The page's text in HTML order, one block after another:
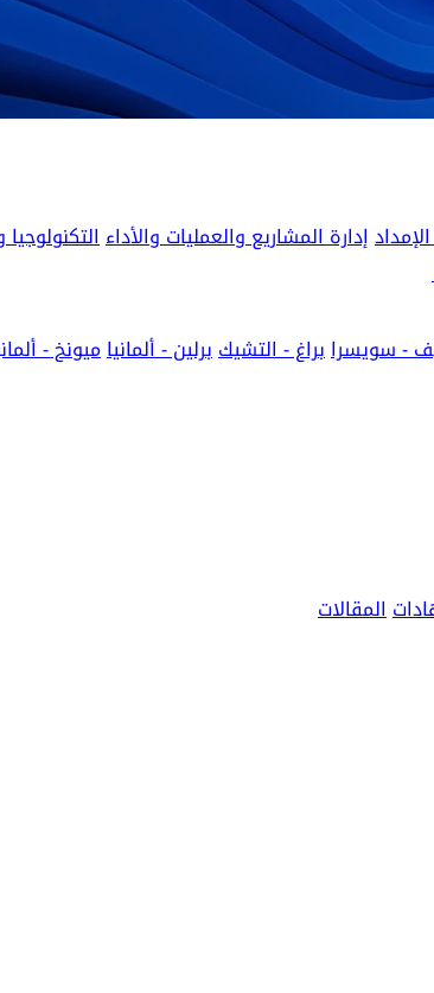
إدارة المشاريع والعمليات والأداء
- سويسرابراغ - التشيكبرلين - ألمانياميونخ -
المقالات